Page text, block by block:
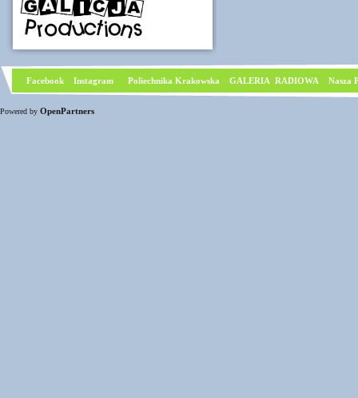
Facebook Instagram Poliechnika Krakowska GALERIA RADIOWA Nasza
Powered by OpenPartners